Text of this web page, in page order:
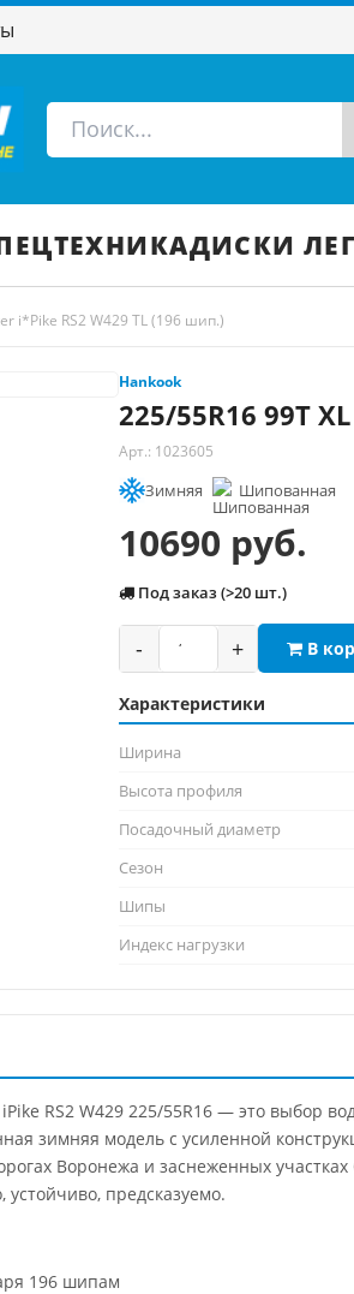
ДИСКИ
i*Pike RS2 W429 TL (196 шип.)
Hankook
225/55R16 99T
Арт.: 1023605
Зимняя Шипованная
10690 руб.
Под заказ (>20 шт.)
- + В
Характеристики
Ширина
Высота профиля
Посадочный диаметр
Сезон
Шипы
Индекс нагрузки
RS2 W429 225/55R16 — это выбор
зимняя модель с усиленной
Воронежа и заснеженных
предсказуемо.
196 шипам